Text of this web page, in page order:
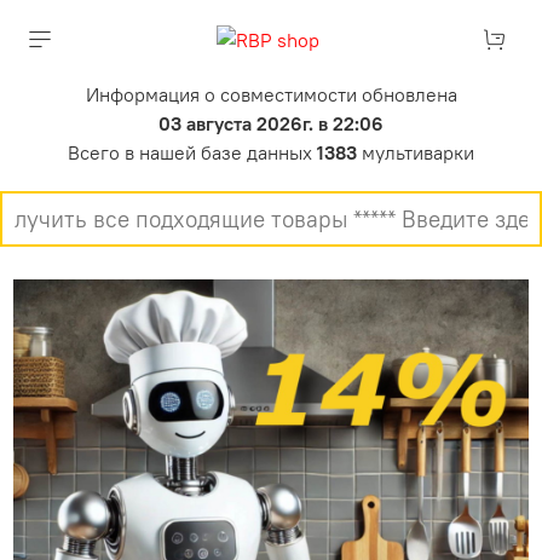
Информация о совместимости обновлена
03 августа 2026г. в 22:06
Всего в нашей базе данных 1383 мультиварки